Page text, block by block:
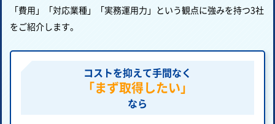
「費用」「対応業種」「実務運用力」という観点に強みを持つ3社
をご紹介します。
コストを抑えて手間なく
「まず取得したい」
なら